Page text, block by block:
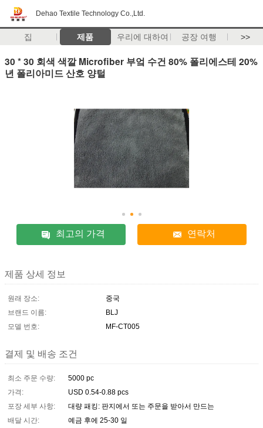
Dehao Textile Technology Co.,Ltd.
집 제품 우리에 대하여 공장 여행 >>
30 * 30 회색 색깔 Microfiber 부엌 수건 80% 폴리에스테 20%
년 폴리아미드 산호 양털
최고의 가격 연락처
제품 상세 정보
원래 장소:
중국
브랜드 이름:
BLJ
모델 번호:
MF-CT005
결제 및 배송 조건
최소 주문 수량:
5000 pc
가격:
USD 0.54-0.88 pcs
포장 세부 사항:
대량 패킹: 판지에서 또는 주문을 받아서 만드는
배달 시간:
예금 후에 25-30 일